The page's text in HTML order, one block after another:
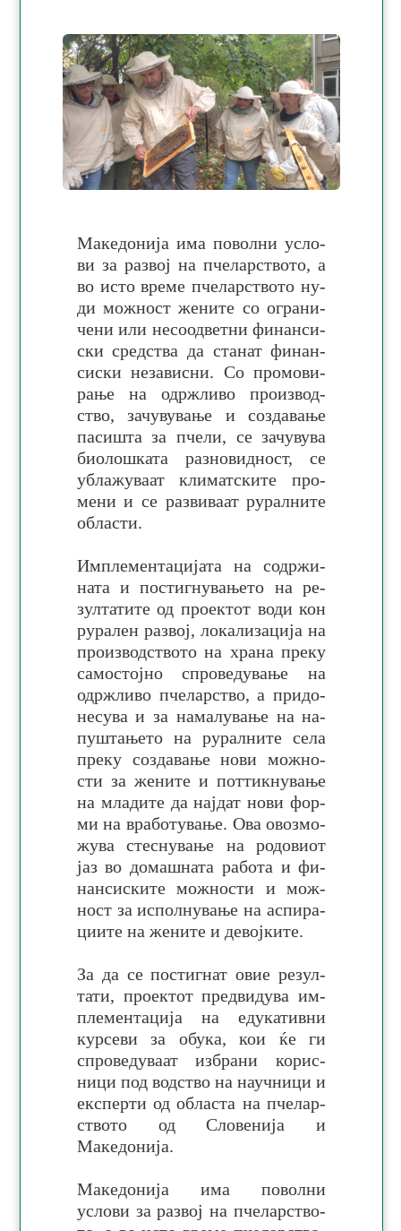
Македонија има по­волни ус­ло­
ви за раз­вој на пче­лар­ство­то, а
во ис­то вре­ме пче­лар­ство­то ну­
ди мож­ност же­ни­те со огра­ни­
че­ни или не­соод­ветни фи­нан­си­
ски сред­ства да ста­нат фи­нан­
си­ски не­за­ви­сни. Со про­мо­ви­
рање на одрж­ливо про­из­вод­
ство, за­чу­ву­вање и со­зда­вање
па­си­шта за пче­ли, се за­чу­вува
био­лош­ката раз­но­вид­ност, се
убла­жу­ваат кли­мат­ските про­
мени и се ра­зви­ваат ру­ралните
области.
Имплементацијата на со­др­жи­
на­та и по­сти­гну­ва­њето на ре­
зул­та­тите од про­ек­тот води кон
ру­ра­лен ра­звој, ло­ка­ли­за­ција на
про­из­вод­ството на хра­на пре­ку
са­мос­тојно спро­ве­ду­ва­ње на
одрж­ливо пче­лар­ство, а при­до­
не­сува и за на­ма­лу­вање на на­
пу­шта­њето на ру­рал­ните села
пре­ку со­зда­вање нови мо­жно­
сти за же­ните и пот­тикну­вање
на мла­дите да нај­дат нови фор­
ми на вра­бо­ту­вање. Ова ово­змо­
жува стес­ну­вање на ро­до­виот
јаз во до­маш­ната ра­бо­та и фи­
нан­сис­ките мож­нос­ти и мож­
ност за ис­пол­ну­вање на ас­пи­ра­
ци­ите на же­ните и девојките.
За да се постигнат овие ре­зул­
тати, про­ек­тот пред­ви­дува им­
пле­мен­та­ција на еду­ка­тив­ни
кур­севи за обу­ка, кои ќе ги
спро­ве­ду­ваат из­бра­ни ко­рис­
ници под вод­ство на на­уч­ни­ци и
ек­спер­ти од об­ла­ста на пче­лар­
ств­ото од Сло­венија и
Македонија.
Македонија има поволни
услови за раз­вој на пче­лар­ство­